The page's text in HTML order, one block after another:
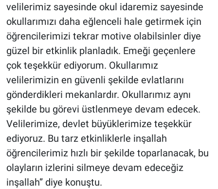
velilerimiz sayesinde okul idaremiz sayesinde
okullarımızı daha eğlenceli hale getirmek için
öğrencilerimizi tekrar motive olabilsinler diye
güzel bir etkinlik planladık. Emeği geçenlere
çok teşekkür ediyorum. Okullarımız
velilerimizin en güvenli şekilde evlatlarını
gönderdikleri mekanlardır. Okullarımız aynı
şekilde bu görevi üstlenmeye devam edecek.
Velilerimize, devlet büyüklerimize teşekkür
ediyoruz. Bu tarz etkinliklerle inşallah
öğrencilerimiz hızlı bir şekilde toparlanacak, bu
olayların izlerini silmeye devam edeceğiz
inşallah” diye konuştu.